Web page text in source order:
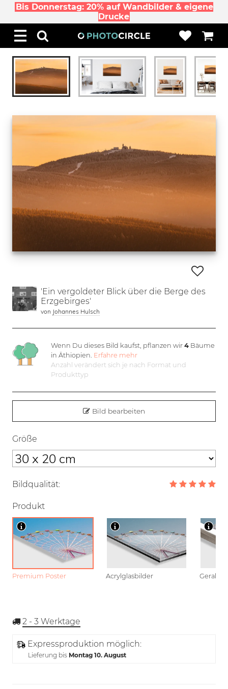
Bis Donnerstag: 20% auf Wandbilder & eigene
Drucke
'Ein vergoldeter Blick über die Berge des
Erzgebirges'
von Johannes Hulsch
Wenn Du dieses Bild kaufst, pflanzen wir4 Bäume
in Äthiopien. Erfahre mehr
Anzahl verändert sich je nach Format und
Produkttyp
Bild bearbeiten
Größe
Bildqualität:
Produkt
Premium Poster Acrylglasbilder
2 - 3 Werktage
Expressproduktion möglich:
Lieferung bis Montag 10. August